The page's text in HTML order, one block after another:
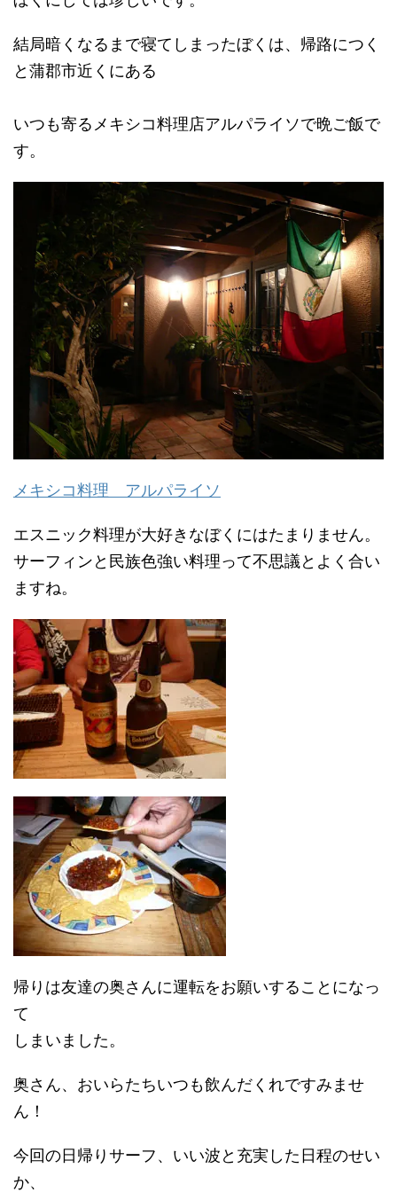
結局暗くなるまで寝てしまったぼくは、帰路につく
と蒲郡市近くにある
いつも寄るメキシコ料理店アルパライソで晩ご飯で
す。
メキシコ料理 アルパライソ
エスニック料理が大好きなぼくにはたまりません。
サーフィンと民族色強い料理って不思議とよく合い
ますね。
帰りは友達の奥さんに運転をお願いすることになっ
て
しまいました。
奥さん、おいらたちいつも飲んだくれですみませ
ん！
今回の日帰りサーフ、いい波と充実した日程のせい
か、